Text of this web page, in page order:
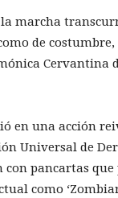
marcha
de
Cervantina
en una acción
Universal de
pancartas que
como